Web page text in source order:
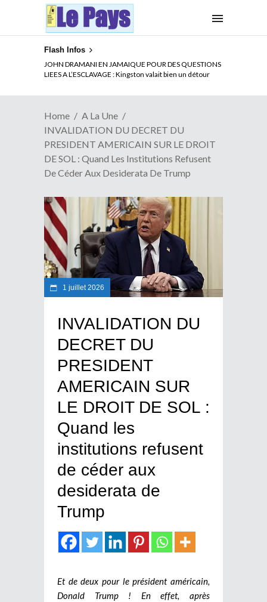
Flash Infos
JOHN DRAMANI EN JAMAIQUE POUR DES QUESTIONS
LIEES A L’ESCLAVAGE : Kingston valait bien un détour
ELECTION DE TALON A LA TETE DU SENAT BENINOIS :
Quand Patrice quitte le pouvoir sans partir !
Home
A La Une
INVALIDATION DU DECRET DU
PRESIDENT AMERICAIN SUR LE DROIT
DE SOL : Quand Les Institutions Refusent
De Céder Aux Desiderata De Trump
1 juillet 2026
INVALIDATION DU
DECRET DU
PRESIDENT
AMERICAIN SUR
LE DROIT DE SOL :
Quand les
institutions refusent
de céder aux
desiderata de
Trump
Et de deux pour le président américain,
Donald Trump ! En effet, après